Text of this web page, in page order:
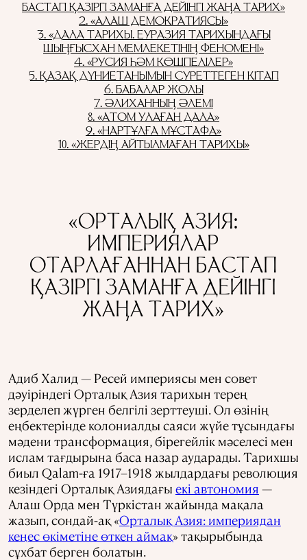
БАСТАП ҚАЗІРГІ ЗАМАНҒА ДЕЙІНГІ ЖАҢА ТАРИХ»
2. «АЛАШ ДЕМОКРАТИЯСЫ»
3. «ДАЛА ТАРИХЫ. ЕУРАЗИЯ ТАРИХЫНДАҒЫ
ШЫҢҒЫСХАН МЕМЛЕКЕТІНІҢ ФЕНОМЕНІ»
4. «РУСИЯ ҺӘМ КӨШПЕЛІЛЕР»
5. ҚАЗАҚ ДҮНИЕТАНЫМЫН СУРЕТТЕГЕН КІТАП
6. БАБАЛАР ЖОЛЫ
7. ӘЛИХАННЫҢ ӘЛЕМІ
8. «АТОМ УЛАҒАН ДАЛА»
9. «НАРТҰЛҒА МҰСТАФА»
10. «ЖЕРДІҢ АЙТЫЛМАҒАН ТАРИХЫ»
«ОРТАЛЫҚ АЗИЯ:
ИМПЕРИЯЛАР
ОТАРЛАҒАННАН БАСТАП
ҚАЗІРГІ ЗАМАНҒА ДЕЙІНГІ
ЖАҢА ТАРИХ»
Адиб Халид — Ресей империясы мен совет
дәуіріндегі Орталық Азия тарихын терең
зерделеп жүрген белгілі зерттеуші. Ол өзінің
еңбектерінде колониалды саяси жүйе тұсындағы
мәдени трансформация, бірегейлік мәселесі мен
ислам тағдырына баса назар аударады. Тарихшы
биыл Qalam-ға 1917–1918 жылдардағы революция
кезіндегі Орталық Азиядағы екі автономия —
Алаш Орда мен Түркістан жайында мақала
жазып, сондай-ақ «Орталық Азия: империядан
кеңес өкіметіне өткен аймақ» тақырыбында
сұхбат берген болатын.